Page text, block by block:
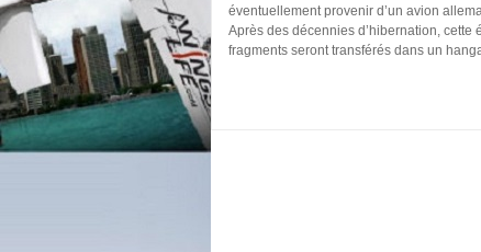
éventuellement provenir d’un avion
Après des décennies d’hibernation,
fragments seront transférés dans un